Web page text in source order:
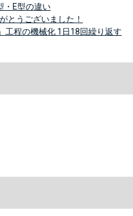
・E型の違い
とうございました！
工程の機械化 1日18回繰り返す